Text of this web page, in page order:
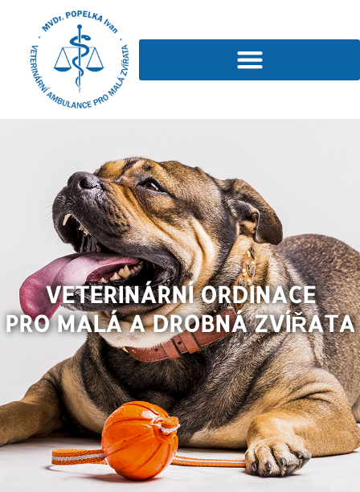
VETERINÁRNÍ ORDINACE
PRO MALÁ A DROBNÁ ZVÍŘATA